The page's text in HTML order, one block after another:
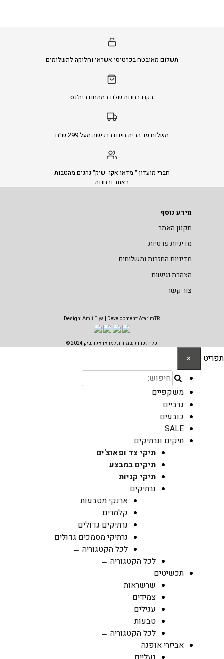
תשלום מאובטח בכרטיסי אשראי וחלוקה לתשלומים
בקרו בחנות שלנו במתחם בית׳נס
משלוח עד הבית חינם ברכישה מעל 299 ש״ח
חברי מועדון ״ מדאו אקו- שיק״ נהנים מהטבות
באתר ובחנות
מידע נוסף
תקנון האתר
מדיניות פרטיות
מדיניות החזרות ומשלוחים
הצהרת נגישות
צור קשר
Design:Amit Elya | Development:AtarimTR
כל הזכויות שמורות למדאו אקו שיק 2024 ©
תפריט ×
משקפיים
גרביים
כובעים
SALE
תיקים ונרתיקים
תיקי צד ופאוצ'ים
תיקים במבצע
תיקי קניות
נרתיקים
ארנקי מטבעות
קלמרים
נרתיקים גדולים
נרתיקי מסמכים גדולים
לכל הקטגוריה ←
לכל הקטגוריה ←
תכשיטים
שרשראות
צמידים
עגילים
טבעות
לכל הקטגוריה ←
אביזרי אופנה